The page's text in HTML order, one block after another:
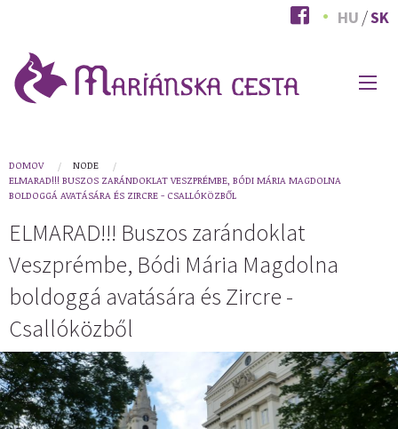
hlavný
obsah
HU SK
You
are
DOMOV
NODE
ELMARAD!!! BUSZOS ZARÁNDOKLAT VESZPRÉMBE, BÓDI MÁRIA MAGDOLNA
BOLDOGGÁ AVATÁSÁRA ÉS ZIRCRE - CSALLÓKÖZBŐL
ELMARAD!!! Buszos zarándoklat
Veszprémbe, Bódi Mária Magdolna
boldoggá avatására és Zircre -
Csallóközből